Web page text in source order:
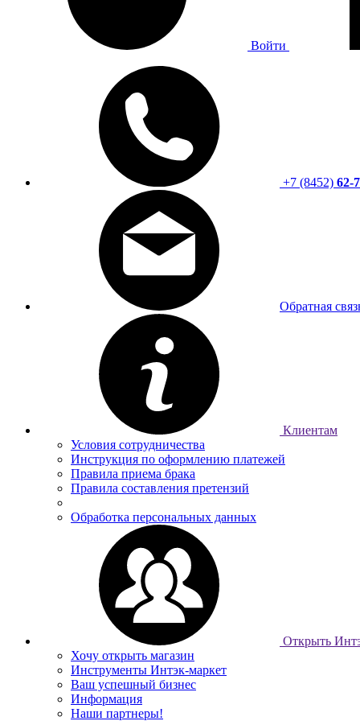
Войти
+7 (8452) 62-
Обратная
Клиентам
Условия сотрудничества
Инструкция по оформлению платежей
Правила приема брака
Правила составления претензий
Обработка персональных данных
Открыть
Хочу открыть магазин
Инструменты Интэк-маркет
Ваш успешный бизнес
Информация
Наши партнеры!